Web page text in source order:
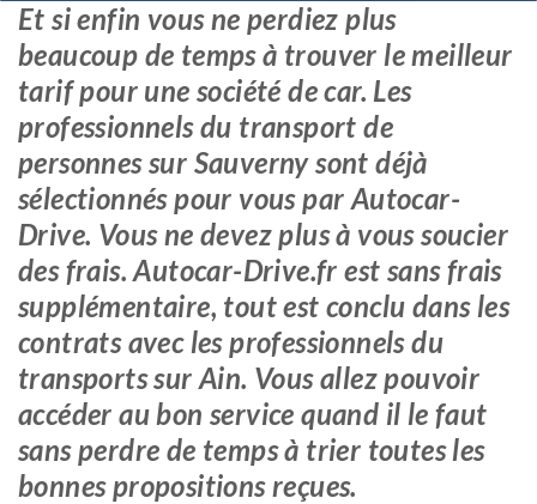
Et si enfin vous ne perdiez plus
beaucoup de temps à trouver le meilleur
tarif pour une société de car. Les
professionnels du transport de
personnes sur Sauverny sont déjà
sélectionnés pour vous par Autocar-
Drive. Vous ne devez plus à vous soucier
des frais. Autocar-Drive.fr est sans frais
supplémentaire, tout est conclu dans les
contrats avec les professionnels du
transports sur Ain. Vous allez pouvoir
accéder au bon service quand il le faut
sans perdre de temps à trier toutes les
bonnes propositions reçues.